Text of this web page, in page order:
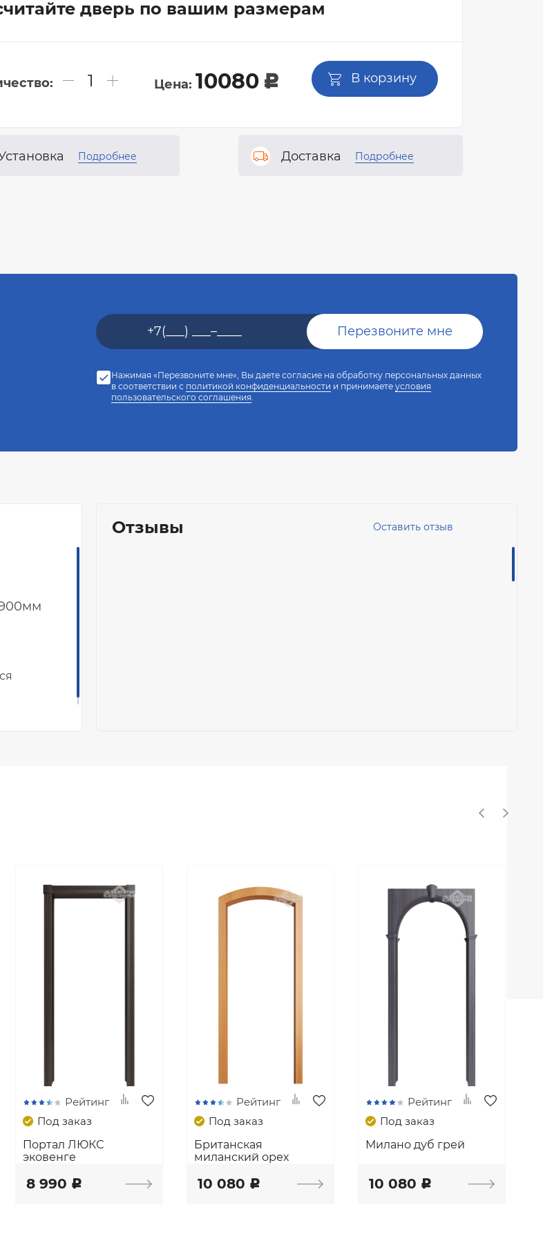
"СКАНДИ"
Ручки дверные РЕНЗ
Фурнитура для раздвижных дверей
Петли дверные
Ограничители дверные
дверь по вашим размерам
Цена: 10080 c В корзину
Подробнее Доставка Подробнее
Нажимая «Перезвоните мне», Вы даете согласие на обработку персональных данных
в соответствии с политикой конфиденциальности и принимаете условия
пользовательского соглашения.
Отзывы Оставить отзыв
Рейтинг
Под заказ
Портал ЛЮКС
эковенге
8 990 c
Рейтинг
Под заказ
Британская
миланский орех
10 080 c
Рейтинг
Под заказ
Милано дуб грей
10 080 c